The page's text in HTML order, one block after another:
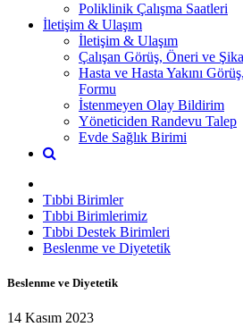
Poliklinik Çalışma Saatleri
İletişim & Ulaşım
İletişim & Ulaşım
Çalışan Görüş, Öneri ve
Hasta ve Hasta Yakını
Formu
İstenmeyen Olay Bildirim
Yöneticiden Randevu Talep
Evde Sağlık Birimi
Tıbbi Birimler
Tıbbi Birimlerimiz
Tıbbi Destek Birimleri
Beslenme ve Diyetetik
Beslenme ve Diyetetik
14 Kasım 2023